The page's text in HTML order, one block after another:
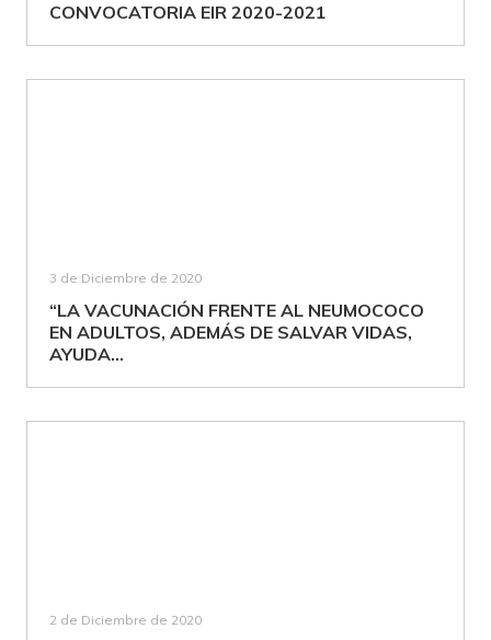
CONVOCATORIA EIR 2020-2021
3 de Diciembre de 2020
“LA VACUNACIÓN FRENTE AL NEUMOCOCO
EN ADULTOS, ADEMÁS DE SALVAR VIDAS,
AYUDA...
2 de Diciembre de 2020